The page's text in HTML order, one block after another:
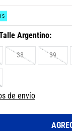
38 39
de envío